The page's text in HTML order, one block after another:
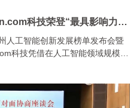
聚焦应用，AI向实而生|kaiyun.com科技荣登“最具影响力人工智能企业榜”和“最具创新价值落地案例TOP30”
人工智能创新发展榜单发布会暨
科技凭借在人工智能领域规模